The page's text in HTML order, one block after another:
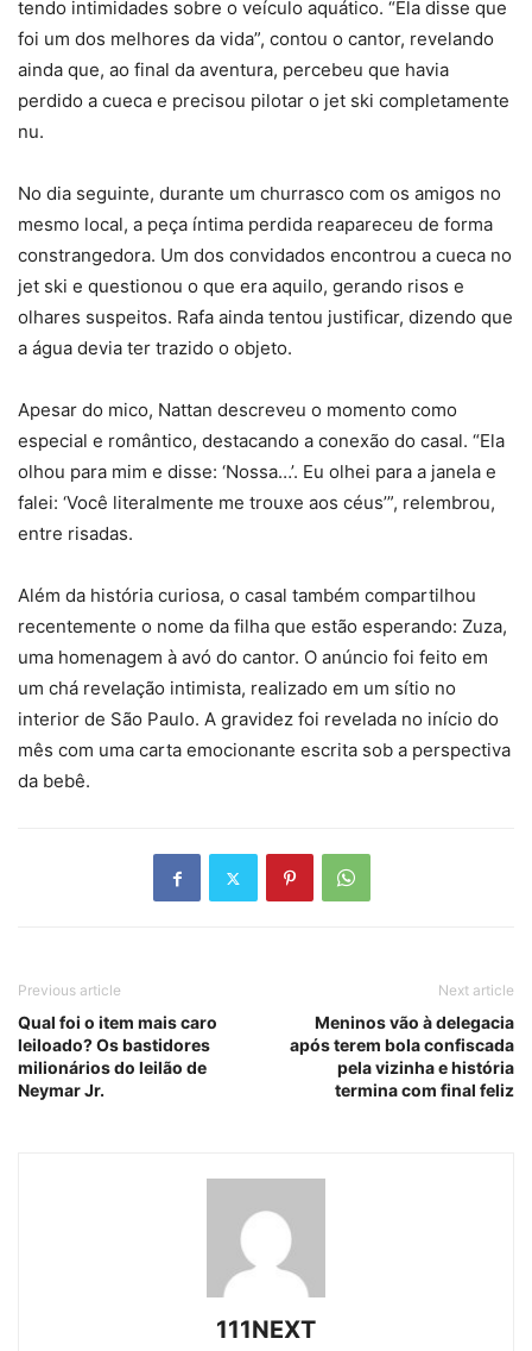
tendo intimidades sobre o veículo aquático. “Ela disse que
foi um dos melhores da vida”, contou o cantor, revelando
ainda que, ao final da aventura, percebeu que havia
perdido a cueca e precisou pilotar o jet ski completamente
nu.
No dia seguinte, durante um churrasco com os amigos no
mesmo local, a peça íntima perdida reapareceu de forma
constrangedora. Um dos convidados encontrou a cueca no
jet ski e questionou o que era aquilo, gerando risos e
olhares suspeitos. Rafa ainda tentou justificar, dizendo que
a água devia ter trazido o objeto.
Apesar do mico, Nattan descreveu o momento como
especial e romântico, destacando a conexão do casal. “Ela
olhou para mim e disse: ‘Nossa…’. Eu olhei para a janela e
falei: ‘Você literalmente me trouxe aos céus’”, relembrou,
entre risadas.
Além da história curiosa, o casal também compartilhou
recentemente o nome da filha que estão esperando: Zuza,
uma homenagem à avó do cantor. O anúncio foi feito em
um chá revelação intimista, realizado em um sítio no
interior de São Paulo. A gravidez foi revelada no início do
mês com uma carta emocionante escrita sob a perspectiva
da bebê.
Previous article
Qual foi o item mais caro
leiloado? Os bastidores
milionários do leilão de
Neymar Jr.
Next article
Meninos vão à delegacia
após terem bola confiscada
pela vizinha e história
termina com final feliz
111NEXT